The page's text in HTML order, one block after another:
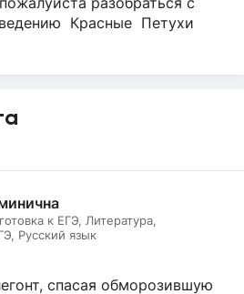
Красные Петухи
к ЕГЭ, Литература,
Русский язык
спасая обморозившую